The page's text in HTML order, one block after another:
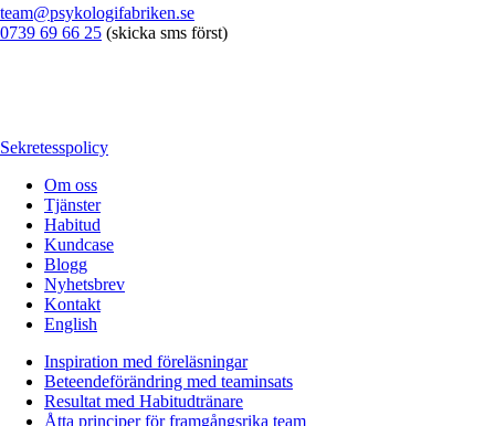
team@psykologifabriken.se
0739 69 66 25 (skicka sms först)
Sekretesspolicy
Om oss
Tjänster
Habitud
Kundcase
Blogg
Nyhetsbrev
Kontakt
English
Inspiration med föreläsningar
Beteendeförändring med teaminsats
Resultat med Habitudtränare
Åtta principer för framgångsrika team